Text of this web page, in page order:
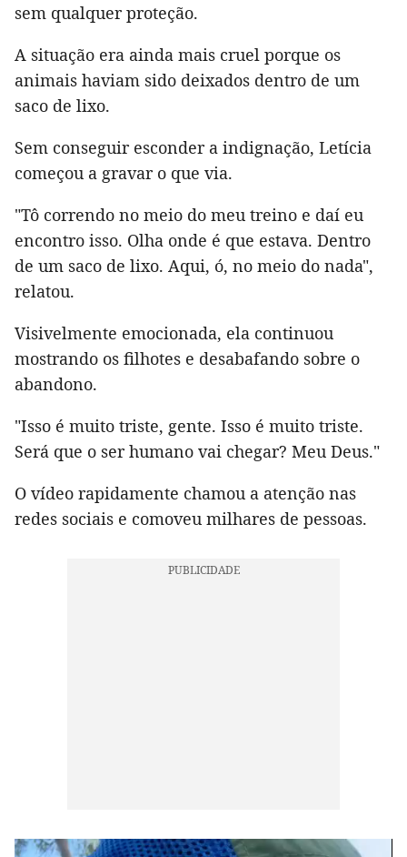
sem qualquer proteção.
A situação era ainda mais cruel porque os
animais haviam sido deixados dentro de um
saco de lixo.
Sem conseguir esconder a indignação, Letícia
começou a gravar o que via.
"Tô correndo no meio do meu treino e daí eu
encontro isso. Olha onde é que estava. Dentro
de um saco de lixo. Aqui, ó, no meio do nada",
relatou.
Visivelmente emocionada, ela continuou
mostrando os filhotes e desabafando sobre o
abandono.
"Isso é muito triste, gente. Isso é muito triste.
Será que o ser humano vai chegar? Meu Deus."
O vídeo rapidamente chamou a atenção nas
redes sociais e comoveu milhares de pessoas.